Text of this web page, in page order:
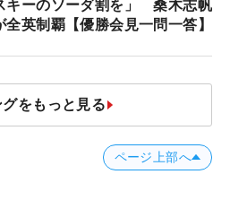
キーのソーダ割を」 桑木志帆
全英制覇【優勝会見一問一答】
をもっと見る
ページ上部へ